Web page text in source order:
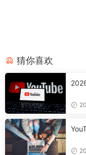
猜你喜欢